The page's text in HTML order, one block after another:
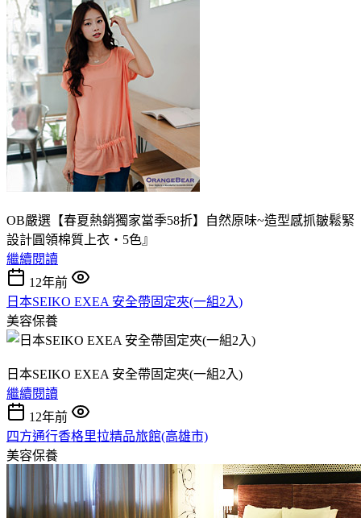
OB嚴選【春夏熱銷獨家當季58折】自然原味~造型感抓皺鬆緊
設計圓領棉質上衣‧5色』
繼續閱讀
12年前
日本SEIKO EXEA 安全帶固定夾(一組2入)
美容保養
日本SEIKO EXEA 安全帶固定夾(一組2入)
繼續閱讀
12年前
四方通行香格里拉精品旅館(高雄市)
美容保養